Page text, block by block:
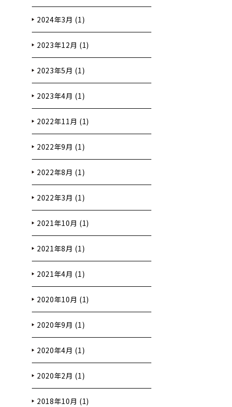
2024年3月 (1)
2023年12月 (1)
2023年5月 (1)
2023年4月 (1)
2022年11月 (1)
2022年9月 (1)
2022年8月 (1)
2022年3月 (1)
2021年10月 (1)
2021年8月 (1)
2021年4月 (1)
2020年10月 (1)
2020年9月 (1)
2020年4月 (1)
2020年2月 (1)
2018年10月 (1)